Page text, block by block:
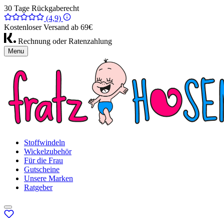
30 Tage Rückgaberecht
(4,9)
Kostenloser Versand ab 69€
Rechnung oder Ratenzahlung
Menu
Stoffwindeln
Wickelzubehör
Für die Frau
Gutscheine
Unsere Marken
Ratgeber